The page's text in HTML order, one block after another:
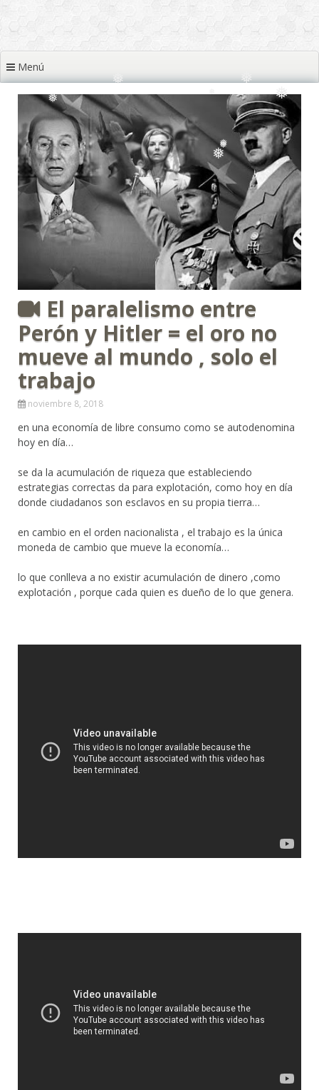
❅
❅
❅❅
❅ ❅
❅
❅ ❅
❅
Menú
El paralelismo entre
Perón y Hitler = el oro no
mueve al mundo , solo el
trabajo
noviembre 8, 2018
en una economía de libre consumo como se autodenomina
hoy en día…
se da la acumulación de riqueza que estableciendo
estrategias correctas da para explotación, como hoy en día
donde ciudadanos son esclavos en su propia tierra…
en cambio en el orden nacionalista , el trabajo es la única
moneda de cambio que mueve la economía…
lo que conlleva a no existir acumulación de dinero ,como
explotación , porque cada quien es dueño de lo que genera.